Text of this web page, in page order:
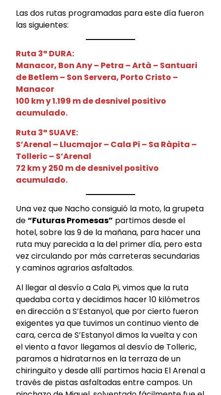
Las dos rutas programadas para este día fueron
las siguientes:
Ruta 3ª DURA:
Manacor, Bon Any – Petra – Artà – Santuari
de Betlem – Son Servera, Porto Cristo –
Manacor
100 km y 1.199 m de desnivel positivo
acumulado.
Ruta 3ª SUAVE:
S’Arenal – Llucmajor – Cala Pi – Sa Ràpita –
Tolleric – S’Arenal
72 km y 250 m de desnivel positivo
acumulado.
Una vez que Nacho consiguió la moto, la grupeta
de“Futuras Promesas” partimos desde el
hotel, sobre las 9 de la mañana, para hacer una
ruta muy parecida a la del primer día, pero esta
vez circulando por más carreteras secundarias
y caminos agrarios asfaltados.
Al llegar al desvío a Cala Pi, vimos que la ruta
quedaba corta y decidimos hacer 10 kilómetros
en dirección a S’Estanyol, que por cierto fueron
exigentes ya que tuvimos un continuo viento de
cara, cerca de S’Estanyol dimos la vuelta y con
el viento a favor llegamos al desvío de Tolleric,
paramos a hidratarnos en la terraza de un
chiringuito y desde allí partimos hacia El Arenal a
través de pistas asfaltadas entre campos. Un